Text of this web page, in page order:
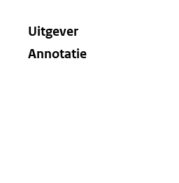
Uitgever
Annotatie